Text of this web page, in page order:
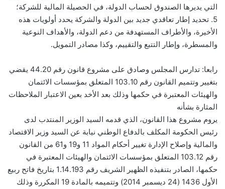
التي يديرها الصندوق لحساب الدولة، في الحصيلة المالية للشركة؛
5. تحديد إطار تعاقدي جديد بين الدولة والشركة يحدد أولويات هذه
الأخيرة، والأطراف المستهدفة من دعم الدولة، والأهداف النوعية
والمسطرة، وإطار التتبع والتقييم، وكذا مصادر التمويل.
رابعا: تدارس المجلس وصادق على مشروع قانون رقم 44.20 يقضي
بتغيير وتتميم القانون رقم 103.10 المتعلق بمؤسسات الائتمان
والهيئات المعتبرة في حكمها وذلك بعد الأخد بعين الاعتبار الملاحظات
المثارة بشأنه
يروم مشروع هذا القانون، الذي قدمه السيد الوزير المنتدب لدى
رئيس الحكومة المكلف بالدفاع الوطني نيابة عن السيد وزير الاقتصاد
والمالية وإصلاح الإدارة تغيير أحكام المواد 11 و19 و61 من القانون
رقم 103.12 المتعلق بمؤسسات الائتمان والهيئات المعتبرة في
حكمها، الصادر بتنفيذه الظهير الشريف رقم 1.14.193 بتاريخ فاتح ربيع
الأول 1436 (24 ديسمبر 2014) وتتميمه بالمادة 19 المكررة وذلك